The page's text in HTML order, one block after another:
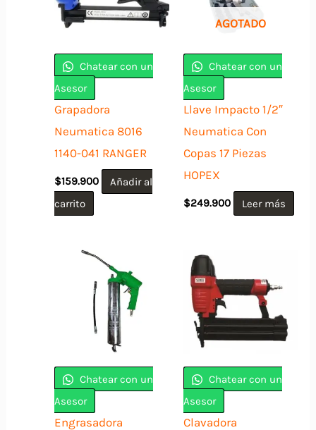
Chatear con un
Asesor
Grapadora
Neumatica 8016
1140-041 RANGER
$159.900
Añadir al
carrito
AGOTADO
Chatear con un
Asesor
Llave Impacto 1/2″
Neumatica Con
Copas 17 Piezas
HOPEX
$249.900 Leer más
Chatear con un
Asesor
Engrasadora
Chatear con un
Asesor
Clavadora